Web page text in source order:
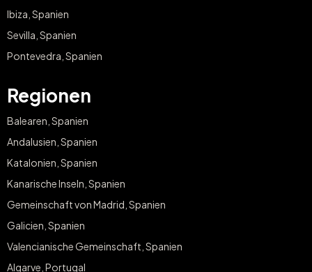
Ibiza, Spanien
Sevilla, Spanien
Pontevedra, Spanien
Regionen
Balearen, Spanien
Andalusien, Spanien
Katalonien, Spanien
Kanarische Inseln, Spanien
Gemeinschaft von Madrid, Spanien
Galicien, Spanien
Valencianische Gemeinschaft, Spanien
Algarve, Portugal